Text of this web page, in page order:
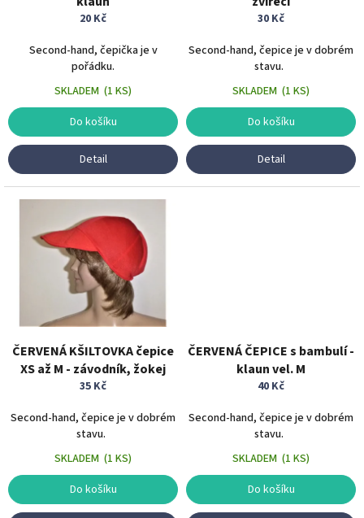
20 Kč
Second-hand, čepička je v
pořádku.
SKLADEM (1 KS)
Do košíku
Detail
30 Kč
Second-hand, čepice je v dobrém
stavu.
SKLADEM (1 KS)
Do košíku
Detail
ČERVENÁ KŠILTOVKA čepice
XS až M - závodník, žokej
35 Kč
Second-hand, čepice je v dobrém
stavu.
SKLADEM (1 KS)
Do košíku
ČERVENÁ ČEPICE s bambulí -
klaun vel. M
40 Kč
Second-hand, čepice je v dobrém
stavu.
SKLADEM (1 KS)
Do košíku